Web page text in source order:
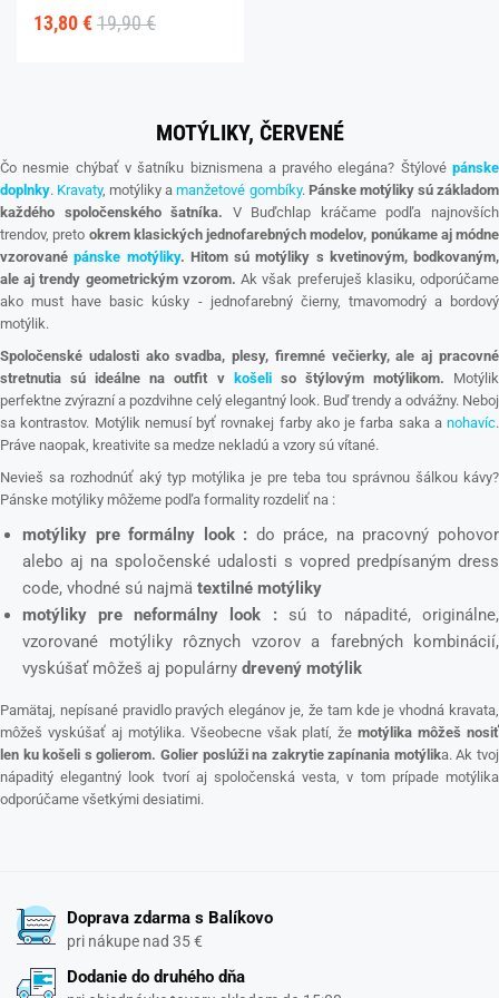
13,80 € 19,90 €
MOTÝLIKY, ČERVENÉ
Čo nesmie chýbať v šatníku biznismena a pravého elegána? Štýlové pánske
doplnky. Kravaty, motýliky amanžetové gombíky. Pánske motýliky sú základom
každého spoločenského šatníka. V Buďchlap kráčame podľa najnovších
trendov, preto okrem klasických jednofarebných modelov, ponúkame aj módne
vzorovanépánske motýliky. Hitom sú motýliky s kvetinovým, bodkovaným,
ale aj trendy geometrickým vzorom. Ak však preferuješ klasiku, odporúčame
ako must have basic kúsky - jednofarebný čierny, tmavomodrý a bordový
motýlik.
Spoločenské udalosti ako svadba, plesy, firemné večierky, ale aj pracovné
stretnutia sú ideálne na outfit v
košeliso štýlovým motýlikom. Motýlik
perfektne zvýrazní a pozdvihne celý elegantný look. Buď trendy a odvážny. Neboj
sa kontrastov. Motýlik nemusí byť rovnakej farby ako je farba saka a nohavíc.
Práve naopak, kreativite sa medze nekladú a vzory sú vítané.
Nevieš sa rozhodnúť aký typ motýlika je pre teba tou správnou šálkou kávy?
Pánske motýliky môžeme podľa formality rozdeliť na :
motýliky pre formálny look : do práce, na pracovný pohovor
alebo aj na spoločenské udalosti s vopred predpísaným dress
code, vhodné sú najmä textilné motýliky
motýliky pre neformálny look :sú to nápadité, originálne,
vzorované motýliky rôznych vzorov a farebných kombinácií,
vyskúšať môžeš aj populárny drevený motýlik
Pamätaj, nepísané pravidlo pravých elegánov je, že tam kde je vhodná kravata,
môžeš vyskúšať aj motýlika. Všeobecne však platí, žemotýlika môžeš nosiť
len ku košeli s golierom. Golier poslúži na zakrytie zapínania motýlika. Ak tvoj
nápaditý elegantný look tvorí aj spoločenská vesta, v tom prípade motýlika
odporúčame všetkými desiatimi.
Doprava zdarma s Balíkovo
pri nákupe nad 35 €
Dodanie do druhého dňa